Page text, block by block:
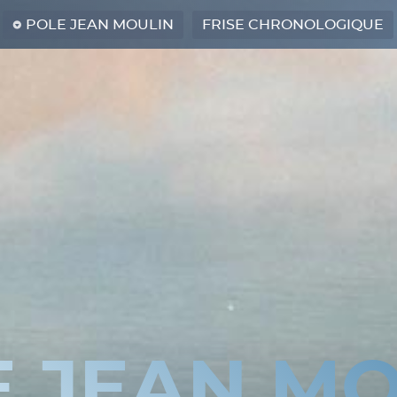
POLE JEAN MOULIN FRISE CHRONOLOGIQUE